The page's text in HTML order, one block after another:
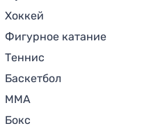
Хоккей
Фигурное катание
Теннис
Баскетбол
MMA
Бокс